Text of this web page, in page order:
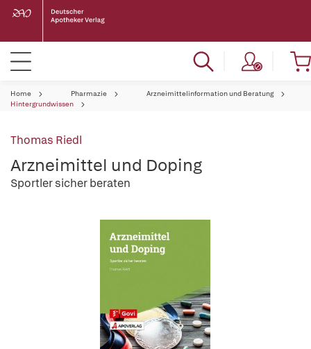
Home Pharmazie
Arzneimittelinformation und Beratung
Hintergrundwissen
Thomas Riedl
Arzneimittel und Doping
Sportler sicher beraten